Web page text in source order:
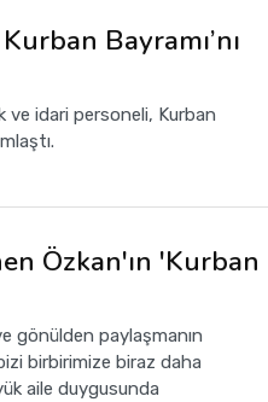
Bayramı’nı
ve idari personeli, Kurban
Özkan'ın 'Kurban
gönülden paylaşmanın
birbirimize biraz daha
aile duygusunda